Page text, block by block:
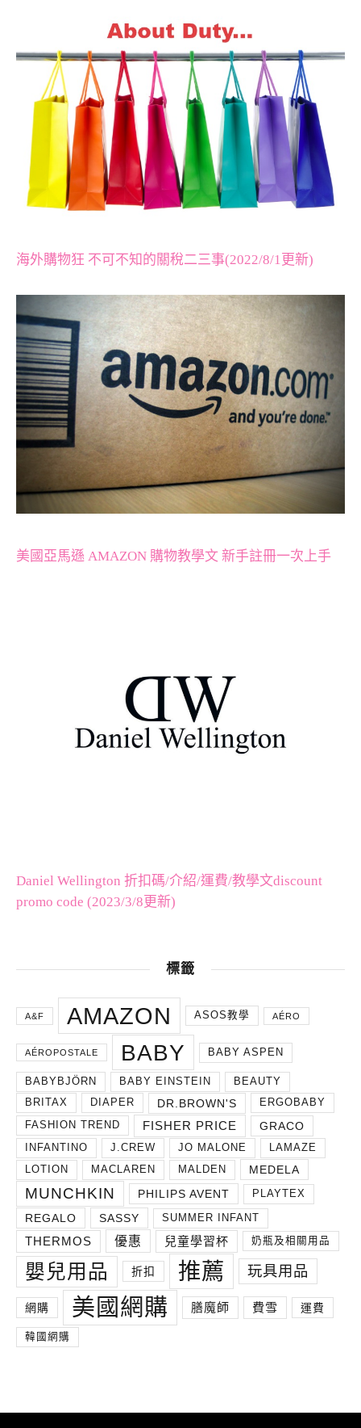
海外購物狂 不可不知的關稅二三事(2022/8/1更新)
美國亞馬遜 AMAZON 購物教學文 新手註冊一次上手
Daniel Wellington 折扣碼/介紹/運費/教學文discount
promo code (2023/3/8更新)
標籤
A&F AMAZON ASOS教學 AÉRO
AÉROPOSTALE BABY BABY ASPEN
BABYBJÖRN BABY EINSTEIN
BEAUTY
BRITAX
DIAPER DR.BROWN'S
ERGOBABY
FASHION TREND
FISHER PRICE GRACO
INFANTINO J.CREW JO MALONE
LAMAZE
LOTION
MACLAREN MALDEN MEDELA
MUNCHKIN PHILIPS AVENT PLAYTEX
REGALO SASSY SUMMER INFANT
THERMOS 優惠 兒童學習杯 奶瓶及相關用品
嬰兒用品 折扣 推薦 玩具用品
網購 美國網購 膳魔師 費雪 運費
韓國網購